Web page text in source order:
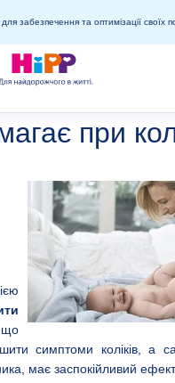
забезпечення та оптимізації своїх
при
симптоми коліків, а
має заспокійливий